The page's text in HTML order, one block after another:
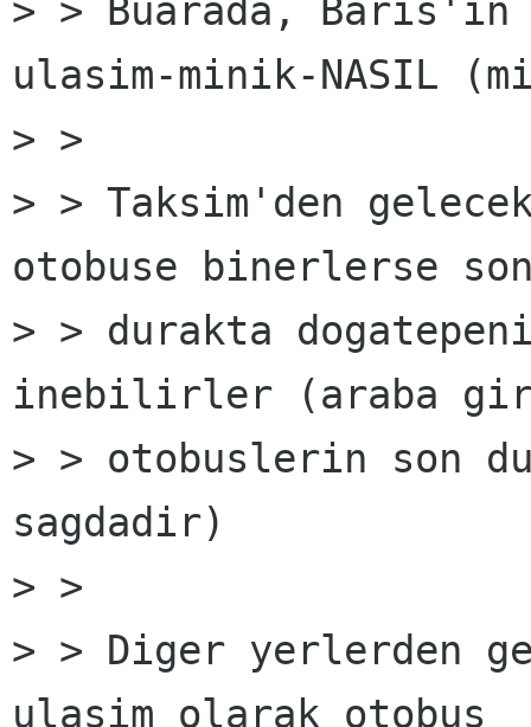
> > Buarada, Baris'in
ulasim-minik-NASIL
> >
> > Taksim'den
otobuse binerlerse
> > durakta
inebilirler (araba
> > otobuslerin son
sagdadir)
> >
> > Diger yerlerden
ulasim olarak otobus